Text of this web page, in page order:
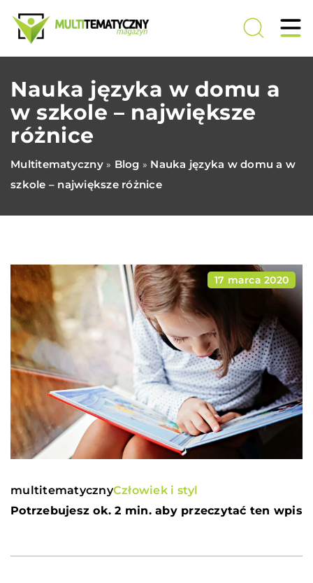
Nauka języka w domu a
w szkole – największe
różnice
Multitematyczny» Blog » Nauka języka w domu a w
szkole – największe różnice
17 marca 2020
multitematycznyCzłowiek i styl
Potrzebujesz ok. 2 min. aby przeczytać ten wpis